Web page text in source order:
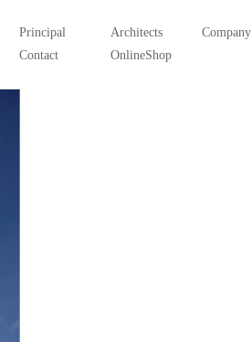
Principal Architects
Company
Contact OnlineShop